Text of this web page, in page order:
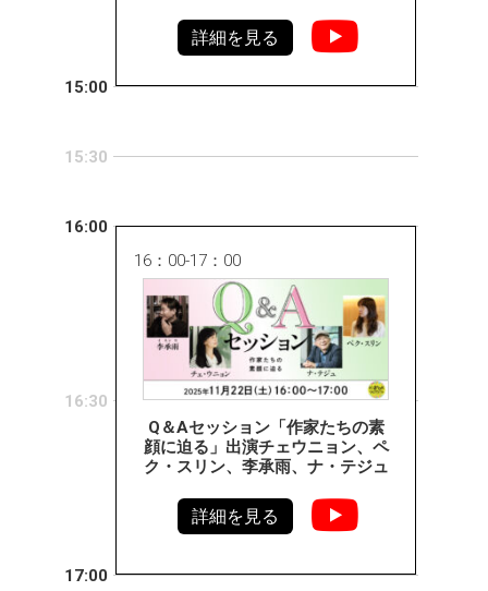
詳細を見る
15:00
15:30
16:00
16：00-17：00
Q＆Aセッション「作家たちの素
顔に迫る」出演チェウニョン、ペ
ク・スリン、李承雨、ナ・テジュ
詳細を見る
16:30
17:00